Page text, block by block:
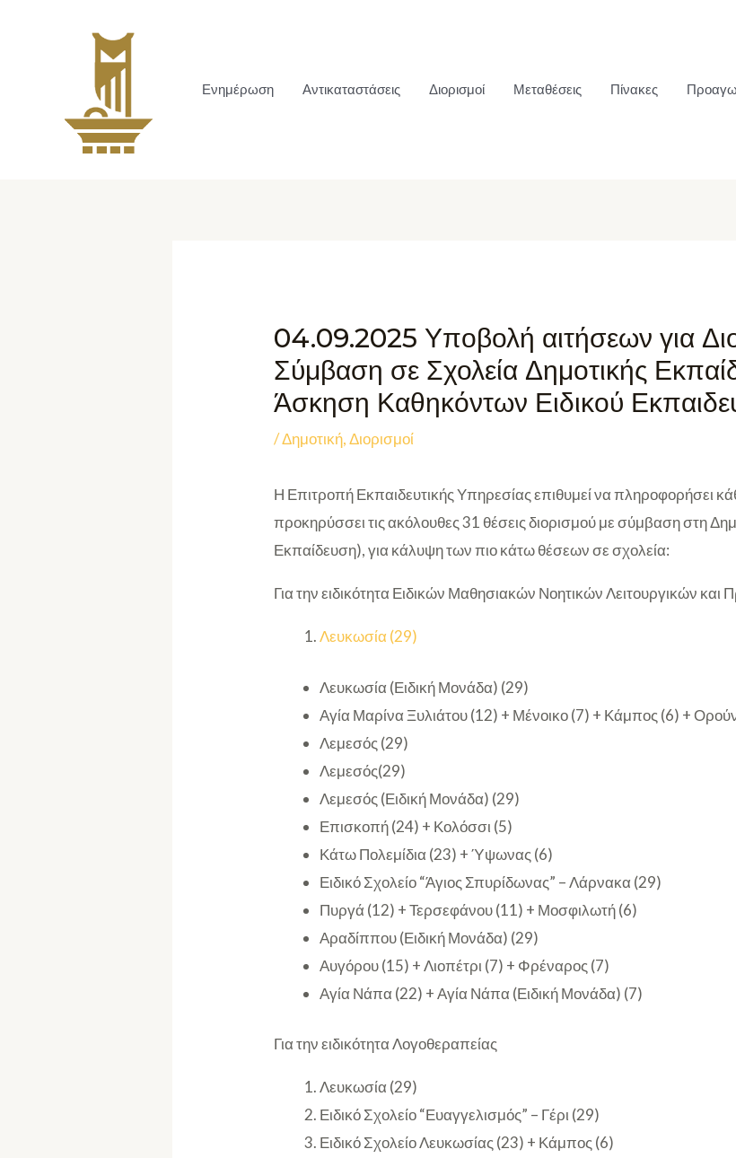
Ενημέρωση Αντικαταστάσεις Διορισμοί Μεταθέσεις Πίνακες
04.09.2025 Υποβολή αιτήσεων για
Σύμβαση σε Σχολεία Δημοτικής
Άσκηση Καθηκόντων Ειδικού
/Δημοτική,Διορισμοί
Η Επιτροπή Εκπαιδευτικής Υπηρεσίας επιθυμεί να πληροφορήσει
προκηρύσσει τις ακόλουθες 31 θέσεις διορισμού με σύμβαση στη
Εκπαίδευση), για κάλυψη των πιο κάτω θέσεων σε σχολεία:
Για την ειδικότητα Ειδικών Μαθησιακών Νοητικών Λειτουργικών
Λευκωσία (29)
Λευκωσία (Ειδική Μονάδα) (29)
Αγία Μαρίνα Ξυλιάτου (12) + Μένοικο (7) + Κάμπος (6) +
Λεμεσός (29)
Λεμεσός(29)
Λεμεσός (Ειδική Μονάδα) (29)
Επισκοπή (24) + Κολόσσι (5)
Κάτω Πολεμίδια (23) + Ύψωνας (6)
Ειδικό Σχολείο “Άγιος Σπυρίδωνας” – Λάρνακα (29)
Πυργά (12) + Τερσεφάνου (11) + Μοσφιλωτή (6)
Αραδίππου (Ειδική Μονάδα) (29)
Αυγόρου (15) + Λιοπέτρι (7) + Φρέναρος (7)
Αγία Νάπα (22) + Αγία Νάπα (Ειδική Μονάδα) (7)
Για την ειδικότητα Λογοθεραπείας
Λευκωσία (29)
Ειδικό Σχολείο “Ευαγγελισμός” – Γέρι (29)
Ειδικό Σχολείο Λευκωσίας (23) + Κάμπος (6)